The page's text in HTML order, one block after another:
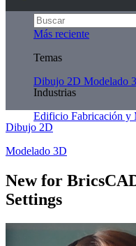
Más reciente
Temas
Dibujo 2D Modelado
Industrias
Edificio Fabricación y
Dibujo 2D
Modelado 3D
New for
Settings